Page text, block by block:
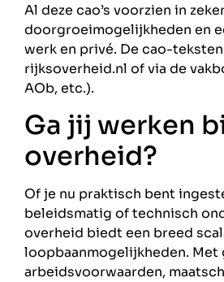
Al deze cao’s voorzien in
doorgroeimogelijkheden en
werk en privé. De cao-
rijksoverheid.nl of via de
AOb, etc.).
Ga jij werken
overheid?
Of je nu praktisch bent
beleidsmatig of technisch
overheid biedt een breed
loopbaanmogelijkheden. Met
arbeidsvoorwaarden,